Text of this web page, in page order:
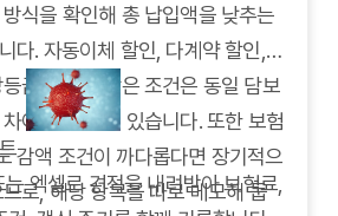
식을 확인해 총 납입액을 낮추는
다. 자동이체 할인, 다계약 할인,
급 할인과 같은 조건은 동일 담보
이를 만들 수 있습니다. 또한 보험
감액 조건이 까다롭다면 장기적으
로, 해당 항목을 따로 메모해 둡
엑셀로 견적을 내려받아 보험료,